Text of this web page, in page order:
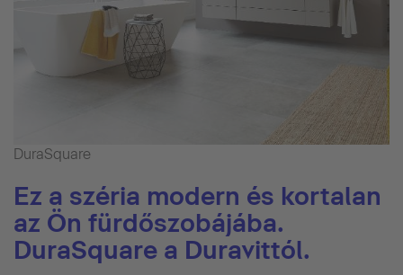
DuraSquare
Ez a széria modern és kortalan
az Ön fürdőszobájába.
DuraSquare a Duravittól.